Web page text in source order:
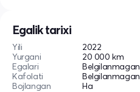
Egalik tarixi
Yili
2022
Yurgani
20 000 km
Egalari
Belgilanmagan
Kafolati
Belgilanmagan
Bojlangan
Ha